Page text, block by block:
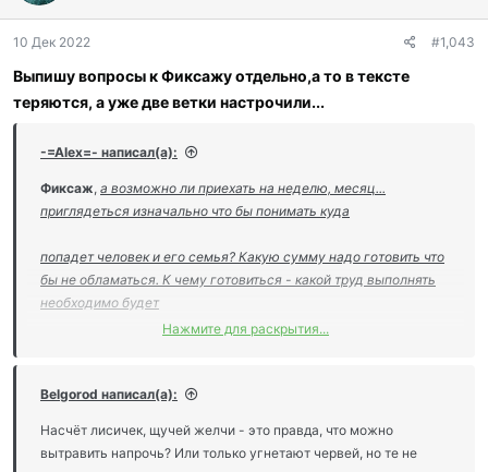
10 Дек 2022 #1,043
Выпишу вопросы к Фиксажу отдельно,а то в тексте
теряются, а уже две ветки настрочили...
-=Аlex=- написал(а):
Фиксаж а возможно ли приехать на неделю, месяц...
приглядеться изначально что бы понимать куда
попадет человек и его семья? Какую сумму надо готовить что
бы не обламаться. К чему готовиться - какой труд выполнять
необходимо будет
сторонних ресурсах еще инфу, остаются вопросы и не мало. Да
сердце, написать одно, а вот на деле может быть по другому.
Нажмите для раскрытия...
Belgorod написал(а):
Насчёт лисичек, щучей желчи - это правда, что можно
вытравить напрочь? Или только угнетают червей, но те не